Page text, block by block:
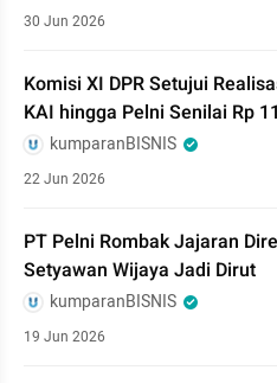
30 Jun 2026
Komisi XI DPR Setujui
KAI hingga Pelni Senilai Rp
kumparanBISNIS
22 Jun 2026
PT Pelni Rombak Jajaran
Setyawan Wijaya Jadi Dirut
kumparanBISNIS
19 Jun 2026